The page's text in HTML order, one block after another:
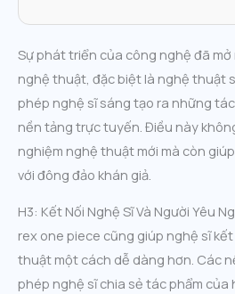
Sự phát triển của công nghệ đã mở
nghệ thuật, đặc biệt là nghệ thuật
phép nghệ sĩ sáng tạo ra những
nền tảng trực tuyến. Điều này
nghiệm nghệ thuật mới mà còn
với đông đảo khán giả.
H3: Kết Nối Nghệ Sĩ Và Người Yêu
rex one piece cũng giúp nghệ sĩ
thuật một cách dễ dàng hơn. Các
phép nghệ sĩ chia sẻ tác phẩm của